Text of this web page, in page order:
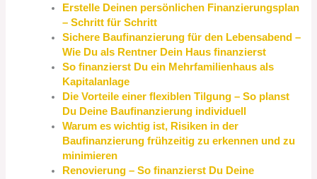
Erstelle Deinen persönlichen Finanzierungsplan
– Schritt für Schritt
Sichere Baufinanzierung für den Lebensabend –
Wie Du als Rentner Dein Haus finanzierst
So finanzierst Du ein Mehrfamilienhaus als
Kapitalanlage
Die Vorteile einer flexiblen Tilgung – So planst
Du Deine Baufinanzierung individuell
Warum es wichtig ist, Risiken in der
Baufinanzierung frühzeitig zu erkennen und zu
minimieren
Renovierung – So finanzierst Du Deine